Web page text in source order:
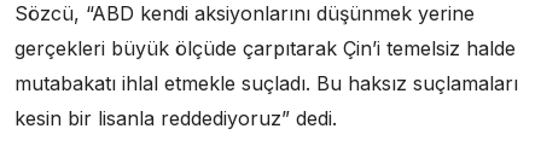
Sözcü, “ABD kendi aksiyonlarını düşünmek yerine
gerçekleri büyük ölçüde çarpıtarak Çin’i temelsiz halde
mutabakatı ihlal etmekle suçladı. Bu haksız suçlamaları
kesin bir lisanla reddediyoruz” dedi.